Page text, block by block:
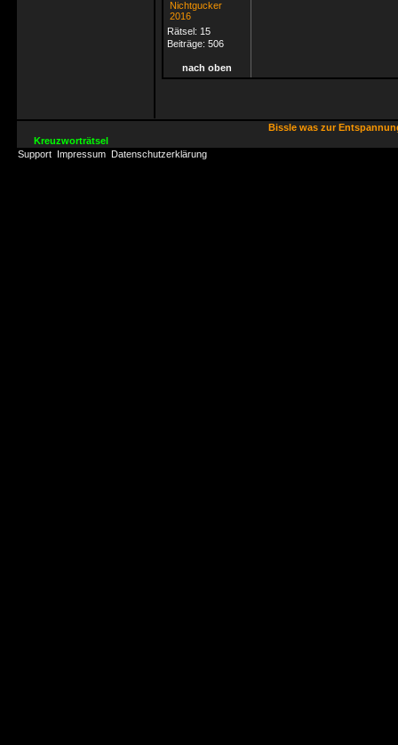
Rätsel: 15
Beiträge: 506
nach oben
Bissle was zur
Kreuzworträtsel
Support Impressum Datenschutzerklärung